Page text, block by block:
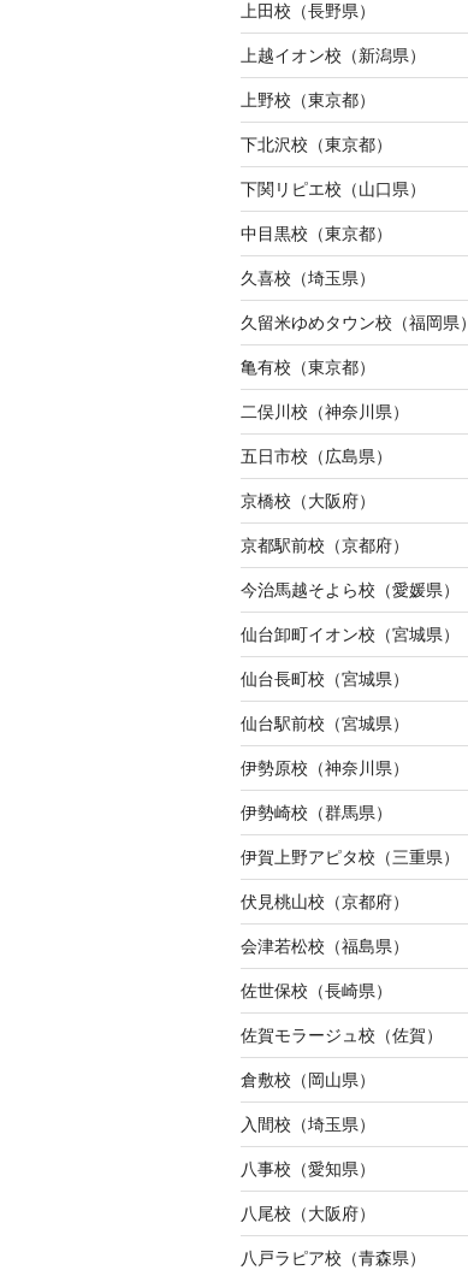
上田校（長野県）
上越イオン校（新潟県）
上野校（東京都）
下北沢校（東京都）
下関リピエ校（山口県）
中目黒校（東京都）
久喜校（埼玉県）
久留米ゆめタウン校（福岡県）
亀有校（東京都）
二俣川校（神奈川県）
五日市校（広島県）
京橋校（大阪府）
京都駅前校（京都府）
今治馬越そよら校（愛媛県）
仙台卸町イオン校（宮城県）
仙台長町校（宮城県）
仙台駅前校（宮城県）
伊勢原校（神奈川県）
伊勢崎校（群馬県）
伊賀上野アピタ校（三重県）
伏見桃山校（京都府）
会津若松校（福島県）
佐世保校（長崎県）
佐賀モラージュ校（佐賀）
倉敷校（岡山県）
入間校（埼玉県）
八事校（愛知県）
八尾校（大阪府）
八戸ラピア校（青森県）